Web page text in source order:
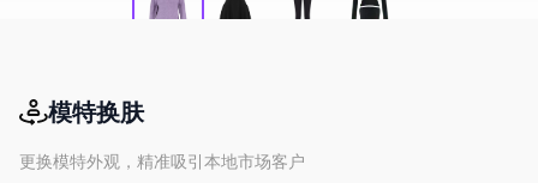
模特换肤
更换模特外观，精准吸引本地市场客户